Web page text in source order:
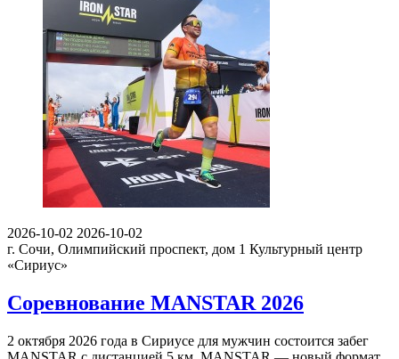
2026-10-02 2026-10-02
г. Сочи, Олимпийский проспект, дом 1 Культурный центр
«Сириус»
Соревнование MANSTAR 2026
2 октября 2026 года в Сириусе для мужчин состоится забег